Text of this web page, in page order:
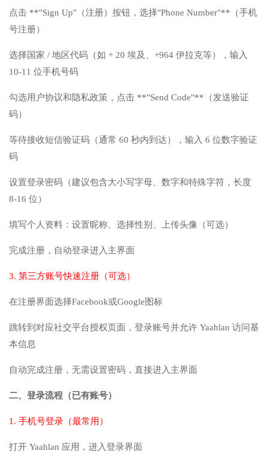
点击 **"Sign Up"（注册）按钮，选择"Phone Number"**（手机
号注册）
选择国家 / 地区代码（如 + 20 埃及、+964 伊拉克等），输入
10-11 位手机号码
勾选用户协议和隐私政策，点击 **"Send Code"**（发送验证
码）
等待接收短信验证码（通常 60 秒内到达），输入 6 位数字验证
码
设置登录密码（建议包含大小写字母、数字和特殊字符，长度
8-16 位）
填写个人资料：设置昵称、选择性别、上传头像（可选）
完成注册，自动登录进入主界面
3. 第三方账号快速注册（可选）
在注册界面选择Facebook或Google图标
跳转到对应社交平台授权页面，登录账号并允许 Yaahlan 访问基
本信息
自动完成注册，无需设置密码，直接进入主界面
二、登录流程（已有账号）
1. 手机号登录（最常用）
打开 Yaahlan 应用，进入登录界面